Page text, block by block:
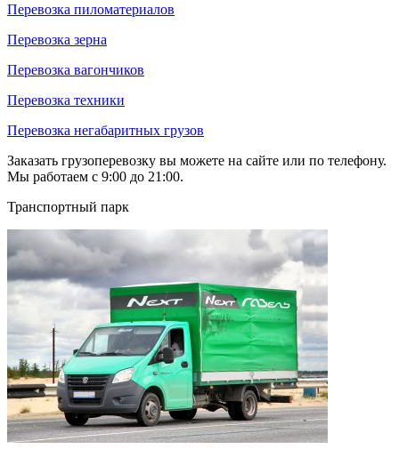
Перевозка пиломатериалов
Перевозка зерна
Перевозка вагончиков
Перевозка техники
Перевозка негабаритных грузов
Заказать грузоперевозку вы можете на сайте или по телефону.
Мы работаем с 9:00 до 21:00.
Транспортный парк